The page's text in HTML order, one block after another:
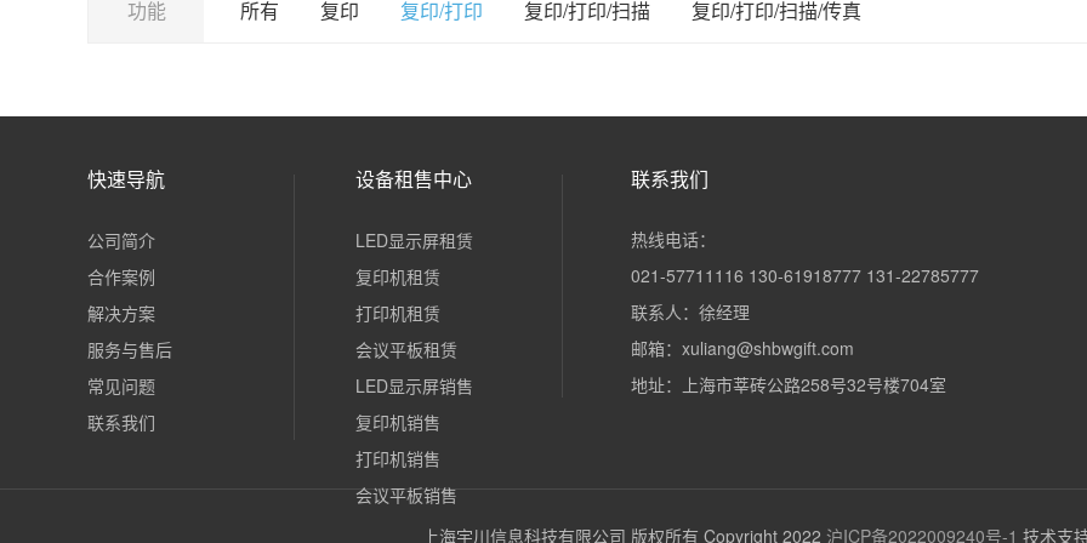
功能 所有 复印 复印/打印 复印/打印/扫描 复印/打印/扫描/传真
快速导航
公司简介
合作案例
解决方案
服务与售后
常见问题
联系我们
设备租售中心
LED显示屏租赁
复印机租赁
打印机租赁
会议平板租赁
LED显示屏销售
复印机销售
打印机销售
会议平板销售
联系我们
热线电话：
021-57711116 130-61918777 131-22785777
联系人：徐经理
邮箱：xuliang@shbwgift.com
地址：上海市莘砖公路258号32号楼704室
上海宇川信息科技有限公司 版权所有 Copyright 2022 沪ICP备2022009240号-1 技术支持